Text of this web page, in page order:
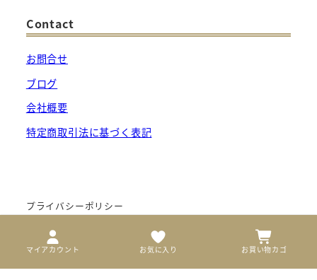
Contact
お問合せ
ブログ
会社概要
特定商取引法に基づく表記
プライバシーポリシー
@ 2023 推しギフト . All Rights Reserved
マイアカウント お気に入り お買い物カゴ